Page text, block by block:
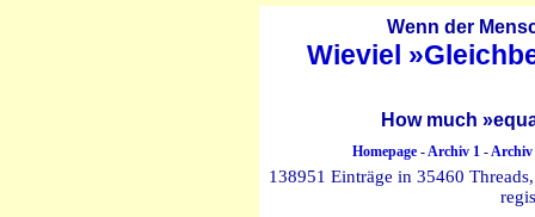
Wenn der
Wieviel
How much
Homepage-Archiv 1-Archiv
138951 Einträge in 35460